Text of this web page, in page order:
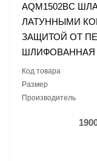
AQM1502BC
ЛАТУННЫМИ
ЗАЩИТОЙ ОТ
ШЛИФОВАННАЯ
Код товара
Размер
Производитель